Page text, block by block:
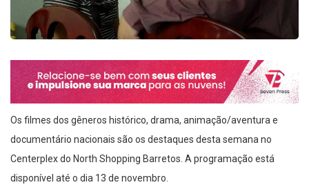
Os filmes dos gêneros histórico, drama, animação/aventura e
documentário nacionais são os destaques desta semana no
Centerplex do North Shopping Barretos. A programação está
disponível até o dia 13 de novembro.